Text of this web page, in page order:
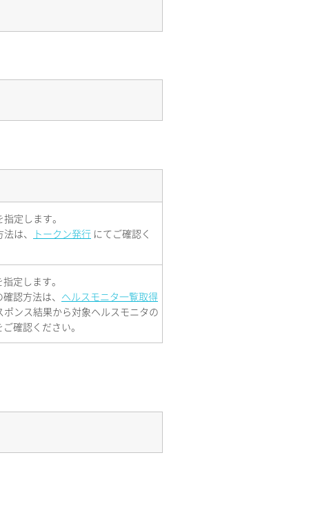
定します。
は、
トークン発行 にてご確認く
定します。
認方法は、 ヘルスモニタ一覧取得
ポンス結果から対象ヘルスモニタの
確認ください。